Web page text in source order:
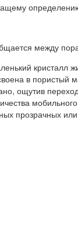
между
кристалл
в
ощутив